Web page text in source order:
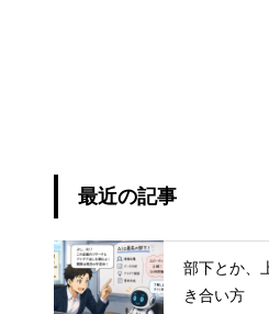
最近の記事
部下とか、
き合い方